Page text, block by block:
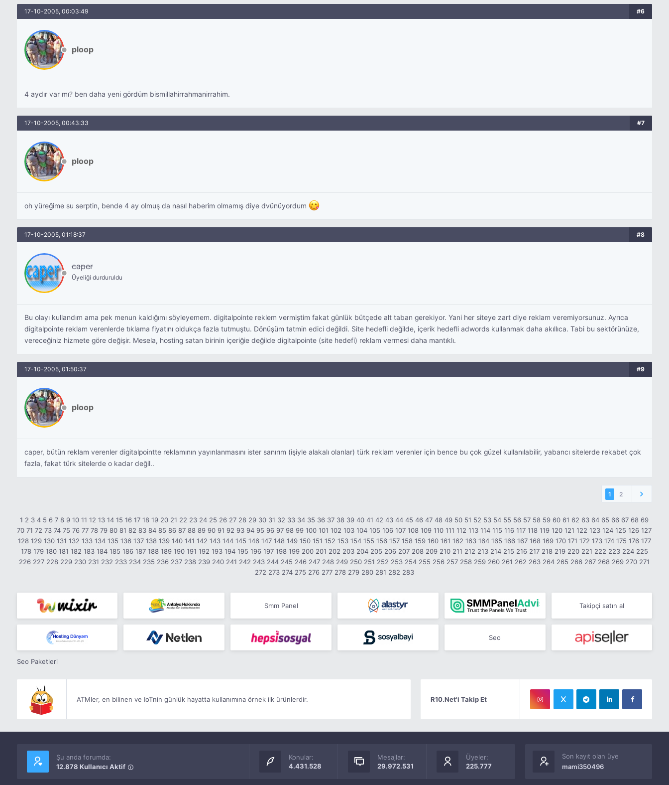
17-10-2005, 00:03:49 #6
ploop
4 aydır var mı? ben daha yeni gördüm bismillahirrahmanirrahim.
17-10-2005, 00:43:33 #7
ploop
oh yüreğime su serptin, bende 4 ay olmuş da nasıl haberim olmamış diye dvünüyordum
17-10-2005, 01:18:37 #8
caper
Üyeliği durduruldu
Bu olayı kullandım ama pek menun kaldığımı söyleyemem. digitalpointe reklem vermiştim fakat günlük bütçede alt taban gerekiyor. Yani her siteye zart diye reklam veremiyorsunuz. Ayrıca
digitalpointe reklam verenlerde tıklama fiyatını oldukça fazla tutmuştu. Dönüşüm tatmin edici değildi. Site hedefli değilde, içerik hedefli adwords kullanmak daha akıllıca. Tabi bu sektörünüze,
vereceğiniz hizmete göre değişir. Mesela, hosting satan birinin içeriğie değilde digitalpointe (site hedefi) reklam vermesi daha mantıklı.
17-10-2005, 01:50:37 #9
ploop
caper, bütün reklam verenler digitalpointte reklamının yayınlanmasını ister sanırım (işiyle alakalı olanlar) türk reklam verenler için bence bu çok güzel kullanılabilir, yabancı sitelerde rekabet çok
fazla, fakat türk sitelerde o kadar değil..
1 2
1 2 3 4 5 6 7 8 9 10 11 12 13 14 15 16 17 18 19 20 21 22 23 24 25 26 27 28 29 30 31 32 33 34 35 36 37 38 39 40 41 42 43 44 45 46 47 48 49 50 51 52 53 54 55 56 57 58 59 60 61 62 63 64 65 66 67 68 69
70 71 72 73 74 75 76 77 78 79 80 81 82 83 84 85 86 87 88 89 90 91 92 93 94 95 96 97 98 99 100 101 102 103 104 105 106 107 108 109 110 111 112 113 114 115 116 117 118 119 120 121 122 123 124 125 126 127
128 129 130 131 132 133 134 135 136 137 138 139 140 141 142 143 144 145 146 147 148 149 150 151 152 153 154 155 156 157 158 159 160 161 162 163 164 165 166 167 168 169 170 171 172 173 174 175 176 177
178 179 180 181 182 183 184 185 186 187 188 189 190 191 192 193 194 195 196 197 198 199 200 201 202 203 204 205 206 207 208 209 210 211 212 213 214 215 216 217 218 219 220 221 222 223 224 225
226 227 228 229 230 231 232 233 234 235 236 237 238 239 240 241 242 243 244 245 246 247 248 249 250 251 252 253 254 255 256 257 258 259 260 261 262 263 264 265 266 267 268 269 270 271
272 273 274 275 276 277 278 279 280 281 282 283
Smm Panel Takipçi satın al
Seo
Seo Paketleri
ATMler, en bilinen ve IoTnin günlük hayatta kullanımına örnek ilk ürünlerdir. R10.Net'i Takip Et
Şu anda forumda:
12.878 Kullanıcı Aktif
Konular:
4.431.528
Mesajlar:
29.972.531
Üyeler:
225.777
Son kayıt olan üye
mami350496